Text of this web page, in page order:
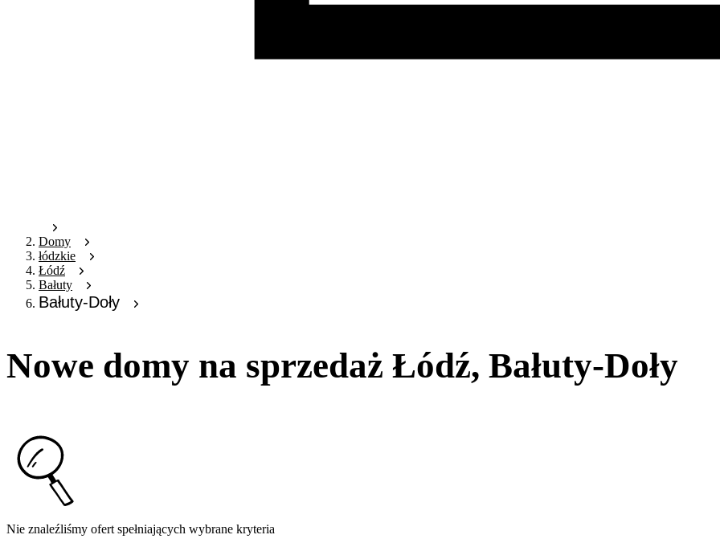
Domy
łódzkie
Łódź
Bałuty
Bałuty-Doły
Nowe domy na sprzedaż Łódź, Bałuty-Doły
Nie znaleźliśmy ofert spełniających wybrane kryteria